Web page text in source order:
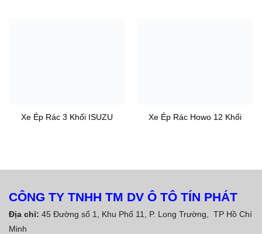
Xe Ép Rác 3 Khối ISUZU Xe Ép Rác Howo 12 Khối
CÔNG TY TNHH TM DV Ô TÔ TÍN PHÁT
Địa chỉ: 45 Đường số 1, Khu Phố 11, P. Long Trường, TP Hồ Chí
Minh